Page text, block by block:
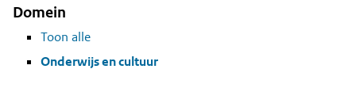
Domein
Toon alle
Onderwijs en cultuur